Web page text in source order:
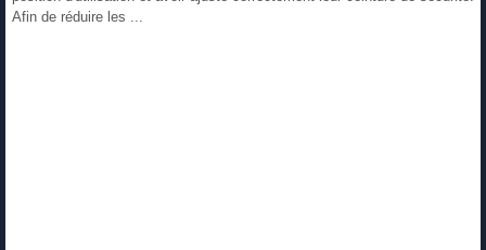
Afin de réduire les ...